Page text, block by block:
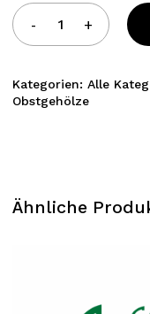
Kategorien: Alle
Obstgehölze
Ähnliche